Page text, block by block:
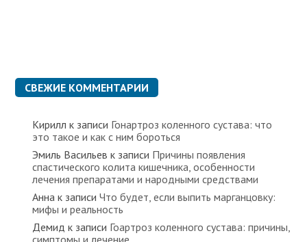
СВЕЖИЕ КОММЕНТАРИИ
Кирилл к записи Гонартроз коленного сустава: что
это такое и как с ним бороться
Эмиль Васильев к записи Причины появления
спастического колита кишечника, особенности
лечения препаратами и народными средствами
Анна к записиЧто будет, если выпить марганцовку:
мифы и реальность
Демид к записи Гоартроз коленного сустава: причины,